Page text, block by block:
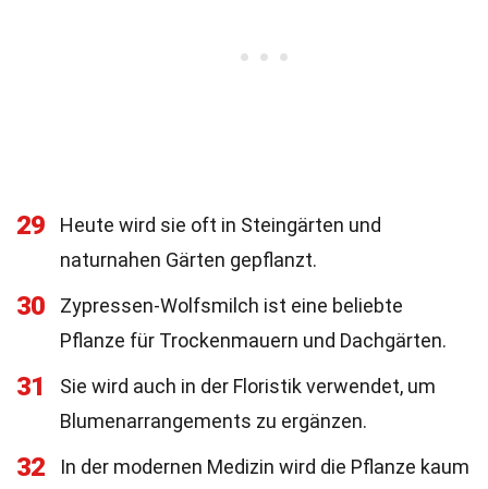
29
Heute wird sie oft in Steingärten und
naturnahen Gärten gepflanzt.
30
Zypressen-Wolfsmilch ist eine beliebte
Pflanze für Trockenmauern und Dachgärten.
31
Sie wird auch in der Floristik verwendet, um
Blumenarrangements zu ergänzen.
32
In der modernen Medizin wird die Pflanze kaum